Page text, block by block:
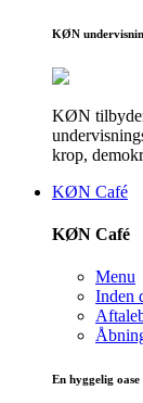
KØN
KØN tilbyder
krop,
KØN Café
KØN Café
Menu
Inden
En hyggelig